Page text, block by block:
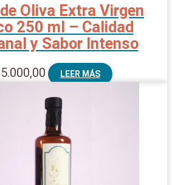
Oliva Extra Virgen
250 ml – Calidad
y Sabor Intenso
LEER MÁS